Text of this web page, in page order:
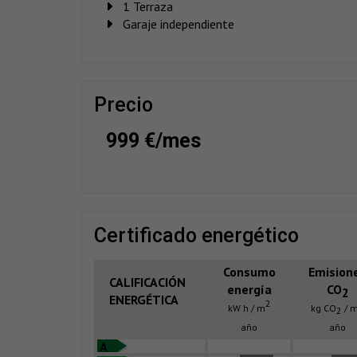
1 Terraza
Garaje independiente
precio
999 €/mes
certificado energético
CALIFICACIÓN
ENERGÉTICA
Consumo
energía
kW h / m2
año
CO2
kg CO2 / m
año
A